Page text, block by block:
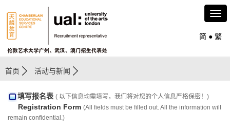
简 ● 繁
首页 活动与新闻
填写报名表 ( 以下信息均需填写，我们将对您的个人信息严格保密！)
Registration Form (All fields must be filled out. All the information will
remain confidential.)